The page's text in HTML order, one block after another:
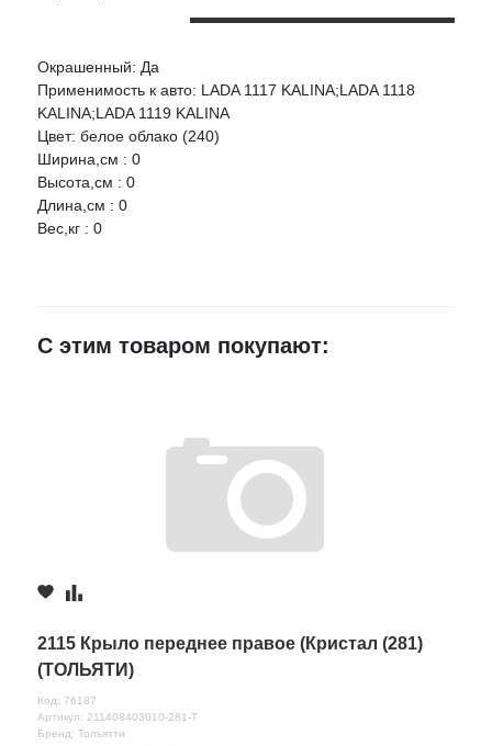
Окрашенный: Да
Применимость к авто: LADA 1117 KALINA;LADA 1118
KALINA;LADA 1119 KALINA
Цвет: белое облако (240)
Ширина,см : 0
Высота,см : 0
Длина,см : 0
Вес,кг : 0
Оцените товар:
Ваше имя
E-mail
С этим товаром покупают:
2115 Крыло переднее правое (Кристал (281)
(ТОЛЬЯТИ)
Код: 76187
Артикул: 211408403010-281-T
Бренд: Тольятти